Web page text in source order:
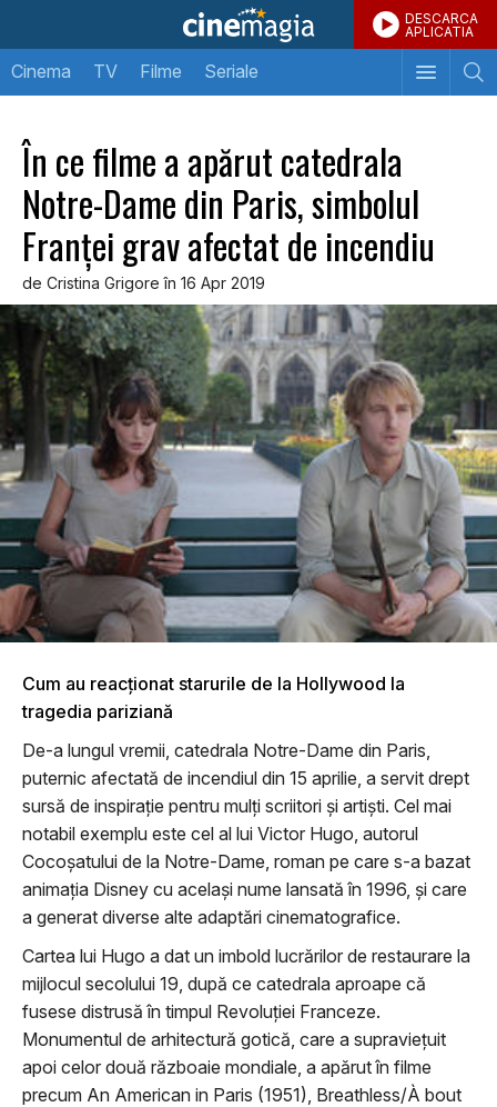
DESCARCA
APLICATIA
Cinema TV Filme Seriale
În ce filme a apărut catedrala
Notre-Dame din Paris, simbolul
Franței grav afectat de incendiu
de Cristina Grigore în 16 Apr 2019
Cum au reacţionat starurile de la Hollywood la
tragedia pariziană
De-a lungul vremii, catedrala Notre-Dame din Paris,
puternic afectată de incendiul din 15 aprilie, a servit drept
sursă de inspirație pentru mulți scriitori și artiști. Cel mai
notabil exemplu este cel al lui Victor Hugo, autorul
Cocoșatului de la Notre-Dame, roman pe care s-a bazat
animația Disney cu același nume lansată în 1996, și care
a generat diverse alte adaptări cinematografice.
Cartea lui Hugo a dat un imbold lucrărilor de restaurare la
mijlocul secolului 19, după ce catedrala aproape că
fusese distrusă în timpul Revoluției Franceze.
Monumentul de arhitectură gotică, care a supraviețuit
apoi celor două războaie mondiale, a apărut în filme
precum An American in Paris (1951), Breathless/À bout